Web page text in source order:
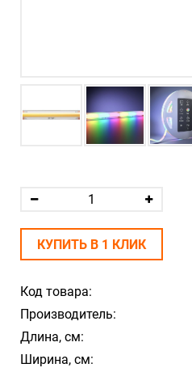
Код товара:
Производитель:
Длина, см:
Ширина, см:
КУПИТЬ В 1 КЛИК